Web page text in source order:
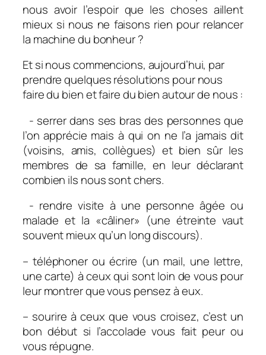
nous avoir l’espoir que les choses aillent
mieux si nous ne faisons rien pour relancer
la machine du bonheur ?
Et si nous commencions, aujourd’hui, par
prendre quelques résolutions pour nous
faire du bien et faire du bien autour de nous :
- serrer dans ses bras des personnes que
l’on apprécie mais à qui on ne l’a jamais dit
(voisins, amis, collègues) et bien sûr les
membres de sa famille, en leur déclarant
combien ils nous sont chers.
- rendre visite à une personne âgée ou
malade et la «câliner» (une étreinte vaut
souvent mieux qu’un long discours).
– téléphoner ou écrire (un mail, une lettre,
une carte) à ceux qui sont loin de vous pour
leur montrer que vous pensez à eux.
– sourire à ceux que vous croisez, c’est un
bon début si l’accolade vous fait peur ou
vous répugne.